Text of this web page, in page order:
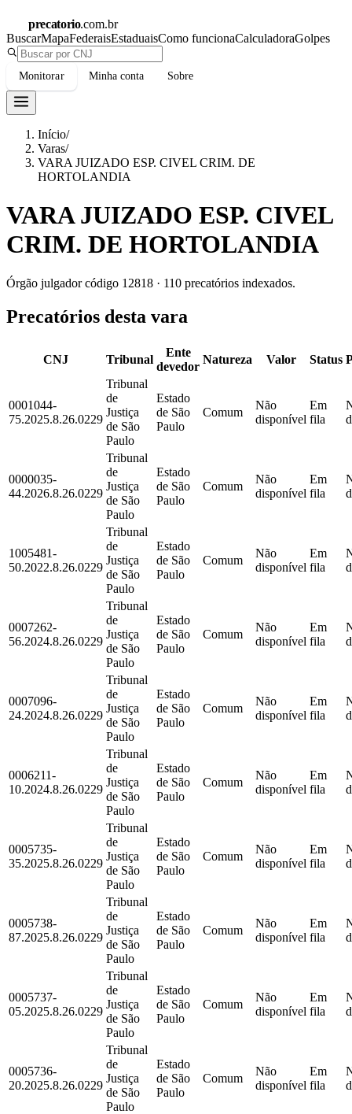
precatorio.com.br
BuscarMapaFederaisEstaduaisComo funcionaCalculadoraGolpes
Monitorar Minha conta Sobre
Início/
Varas/
VARA JUIZADO ESP. CIVEL CRIM. DE
HORTOLANDIA
VARA JUIZADO ESP. CIVEL
CRIM. DE HORTOLANDIA
Órgão julgador código 12818 · 110 precatórios indexados.
Precatórios desta vara
CNJ Tribunal
Ente
devedor
Natureza Valor Status
0001044-
75.2025.8.26.0229
Tribunal
de
Justiça
de São
Paulo
Estado
de São
Paulo
Comum
Não
disponível
Em
fila
0000035-
44.2026.8.26.0229
Tribunal
de
Justiça
de São
Paulo
Estado
de São
Paulo
Comum
Não
disponível
Em
fila
1005481-
50.2022.8.26.0229
Tribunal
de
Justiça
de São
Paulo
Estado
de São
Paulo
Comum
Não
disponível
Em
fila
0007262-
56.2024.8.26.0229
Tribunal
de
Justiça
de São
Paulo
Estado
de São
Paulo
Comum
Não
disponível
Em
fila
0007096-
24.2024.8.26.0229
Tribunal
de
Justiça
de São
Paulo
Estado
de São
Paulo
Comum
Não
disponível
Em
fila
0006211-
10.2024.8.26.0229
Tribunal
de
Justiça
de São
Paulo
Estado
de São
Paulo
Comum
Não
disponível
Em
fila
0005735-
35.2025.8.26.0229
Tribunal
de
Justiça
de São
Paulo
Estado
de São
Paulo
Comum
Não
disponível
Em
fila
0005738-
87.2025.8.26.0229
Tribunal
de
Justiça
de São
Paulo
Estado
de São
Paulo
Comum
Não
disponível
Em
fila
0005737-
05.2025.8.26.0229
Tribunal
de
Justiça
de São
Paulo
Estado
de São
Paulo
Comum
Não
disponível
Em
fila
0005736-
20.2025.8.26.0229
Tribunal
de
Justiça
de São
Paulo
Estado
de São
Paulo
Comum
Não
disponível
Em
fila